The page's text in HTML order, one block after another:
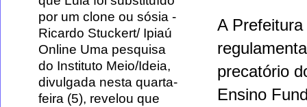
A
precatório
Ensino
por um clone ou sósia -
Ricardo Stuckert/ Ipiaú
Online Uma pesquisa
do Instituto Meio/Ideia,
divulgada nesta quarta-
feira (5), revelou que